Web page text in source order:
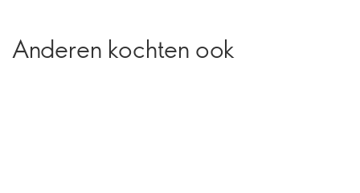
Anderen kochten ook